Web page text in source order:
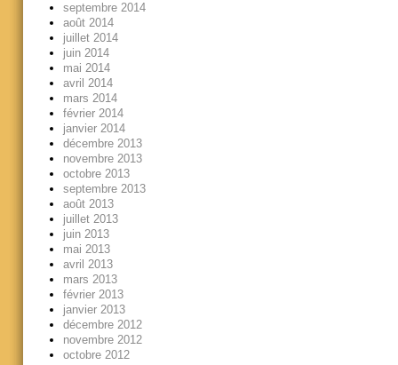
septembre 2014
août 2014
juillet 2014
juin 2014
mai 2014
avril 2014
mars 2014
février 2014
janvier 2014
décembre 2013
novembre 2013
octobre 2013
septembre 2013
août 2013
juillet 2013
juin 2013
mai 2013
avril 2013
mars 2013
février 2013
janvier 2013
décembre 2012
novembre 2012
octobre 2012